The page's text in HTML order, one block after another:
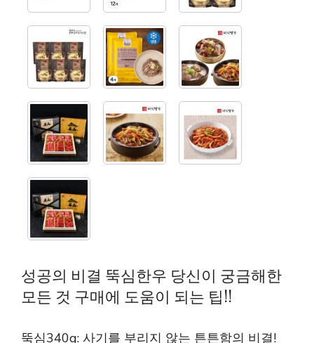
성공의 비결 뚝심한우 당신이 궁금해한
모든 것 구매에 도움이 되는 팁!!
뚝심340g: 사기를 부리지 않는 튼튼함의 비결!